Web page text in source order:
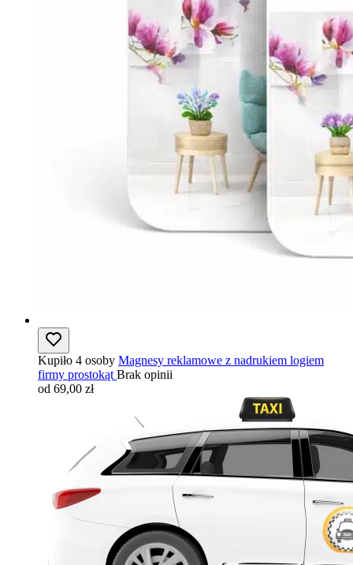
Kupiło 4 osoby Magnesy reklamowe z nadrukiem logiem
firmy prostokąt Brak opinii
od 69,00 zł